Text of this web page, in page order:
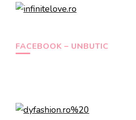
FACEBOOK – UNBUTIC